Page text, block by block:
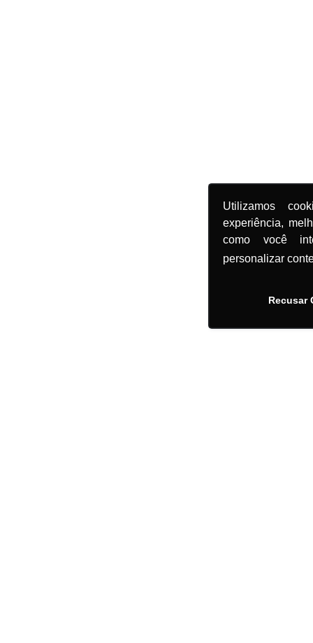
Utilizamos
experiência,
como você
personalizar
Recusar